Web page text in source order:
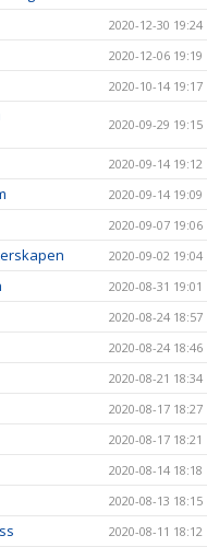
2020-12-30 19:24
2020-12-06 19:19
2020-10-14 19:17
2020-09-29 19:15
2020-09-14 19:12
2020-09-14 19:09
2020-09-07 19:06
2020-09-02 19:04
2020-08-31 19:01
2020-08-24 18:57
2020-08-24 18:46
2020-08-21 18:34
2020-08-17 18:27
2020-08-17 18:21
2020-08-14 18:18
2020-08-13 18:15
2020-08-11 18:12